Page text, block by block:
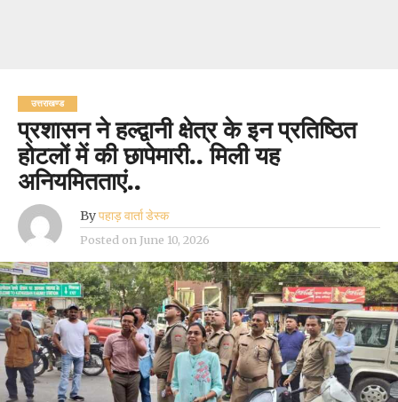
उत्तराखण्ड
प्रशासन ने हल्द्वानी क्षेत्र के इन प्रतिष्ठित
होटलों में की छापेमारी.. मिली यह
अनियमितताएं..
Byपहाड़ वार्ता डेस्क
Posted on June 10, 2026